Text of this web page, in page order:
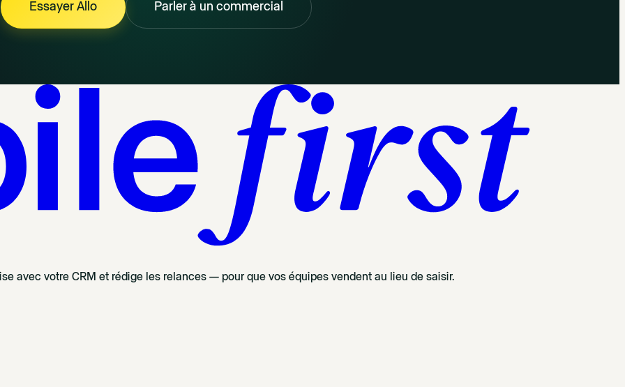
Essayer Allo Parler à un commercial
avec votre CRM et rédige les relances — pour que vos équipes vendent au lieu de saisir.